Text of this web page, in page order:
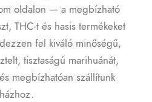
oldalon — a megbízható
THC-t és hasis termékeket
fel kiváló minőségű,
tisztaságú marihuánát,
megbízhatóan szállítunk
házhoz.